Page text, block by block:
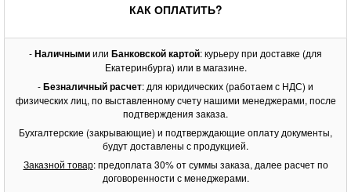
КАК ОПЛАТИТЬ?
-Наличнымиили Банковской картой: курьеру при доставке (для
Екатеринбурга) или в магазине.
-Безналичный расчет: для юридических (работаем с НДС) и
физических лиц, по выставленному счету нашими менеджерами, после
подтверждения заказа.
Бухгалтерские (закрывающие) и подтверждающие оплату документы,
будут доставлены с продукцией.
Заказной товар: предоплата 30% от суммы заказа, далее расчет по
договоренности с менеджерами.